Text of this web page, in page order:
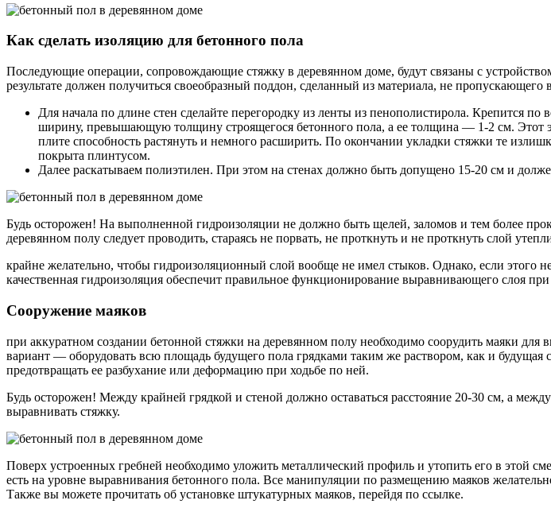
Как сделать изоляцию для бетонного пола
Последующие операции, сопровождающие стяжку в деревянном доме, будут связаны с
результате должен получиться своеобразный поддон, сделанный из материала, не пропускающего
Для начала по длине стен сделайте перегородку из ленты из пенополистирола. Крепится
ширину, превышающую толщину строящегося бетонного пола, а ее толщина — 1-2 см. Этот
плите способность растянуть и немного расширить. По окончании укладки стяжки те
покрыта плинтусом.
Далее раскатываем полиэтилен. При этом на стенах должно быть допущено 15-20 см и
Будь осторожен! На выполненной гидроизоляции не должно быть щелей, заломов и тем более
деревянном полу следует проводить, стараясь не порвать, не проткнуть и не проткнуть слой
крайне желательно, чтобы гидроизоляционный слой вообще не имел стыков. Однако, если этого
качественная гидроизоляция обеспечит правильное функционирование выравнивающего слоя
Сооружение маяков
при аккуратном создании бетонной стяжки на деревянном полу необходимо соорудить маяки
вариант — оборудовать всю площадь будущего пола грядками таким же раствором, как и
предотвращать ее разбухание или деформацию при ходьбе по ней.
Будь осторожен! Между крайней грядкой и стеной должно оставаться расстояние 20-30 см, а
выравнивать стяжку.
Поверх устроенных гребней необходимо уложить металлический профиль и утопить его в этой
есть на уровне выравнивания бетонного пола. Все манипуляции по размещению маяков
Также вы можете прочитать об установке штукатурных маяков, перейдя по ссылке.